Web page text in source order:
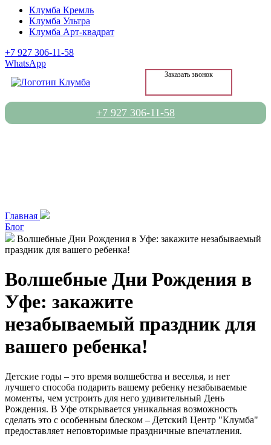
Клумба Кремль
Клумба Ультра
Клумба Арт-квадрат
+7 927 306-11-58
WhatsApp
Заказать звонок
+7 927 306-11-58
Главная
Блог
Волшебные Дни Рождения в Уфе: закажите незабываемый
праздник для вашего ребенка!
Волшебные Дни Рождения в
Уфе: закажите
незабываемый праздник для
вашего ребенка!
Детские годы – это время волшебства и веселья, и нет
лучшего способа подарить вашему ребенку незабываемые
моменты, чем устроить для него удивительный День
Рождения. В Уфе открывается уникальная возможность
сделать это с особенным блеском – Детский Центр "Клумба"
предоставляет неповторимые праздничные впечатления.